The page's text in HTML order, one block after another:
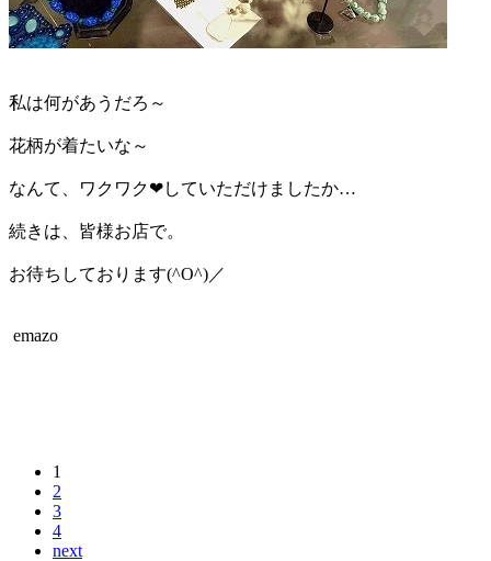
私は何があうだろ～
花柄が着たいな～
なんて、ワクワク❤していただけましたか…
続きは、皆様お店で。
お待ちしております(^O^)／
emazo
1
2
3
4
next